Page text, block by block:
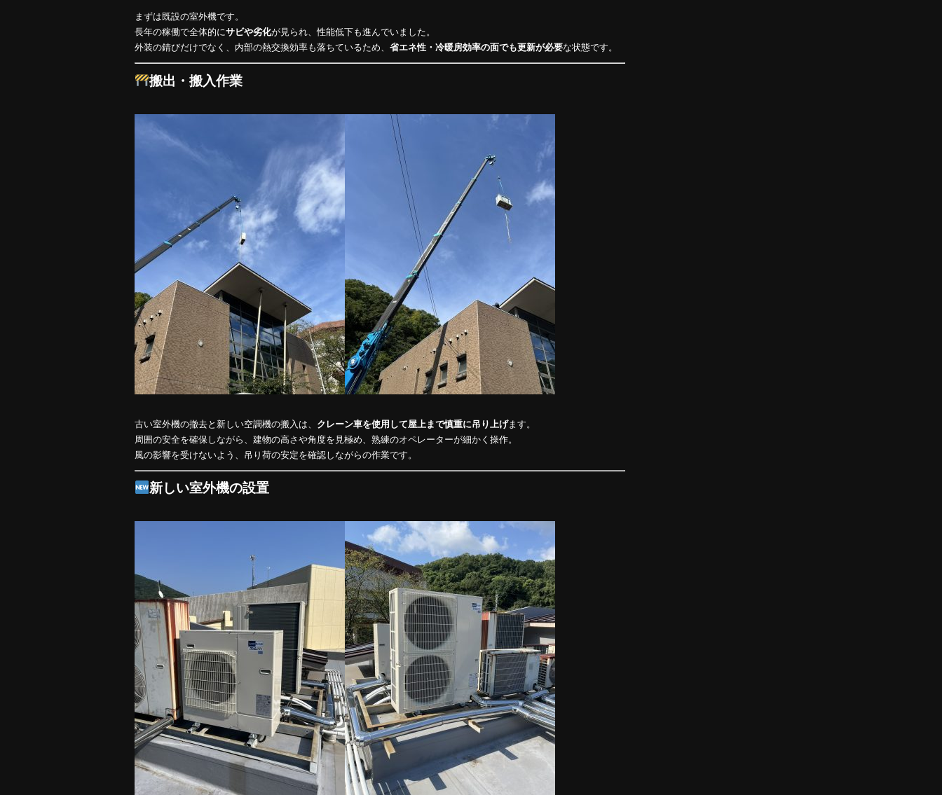
まずは既設の室外機です。
長年の稼働で全体的にサビや劣化が見られ、性能低下も進んでいました。
外装の錆びだけでなく、内部の熱交換効率も落ちているため、 省エネ性・冷暖房効率の面でも更新が必要な状態です。
搬出・搬入作業
古い室外機の撤去と新しい空調機の搬入は、 クレーン車を使用して屋上まで慎重に吊り上げます。
周囲の安全を確保しながら、建物の高さや角度を見極め、熟練のオペレーターが細かく操作。
風の影響を受けないよう、吊り荷の安定を確認しながらの作業です。
新しい室外機の設置